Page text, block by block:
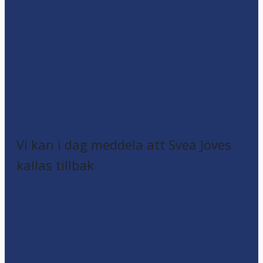
Vi kan i dag meddela att Svea Jöves
kallas tillbak